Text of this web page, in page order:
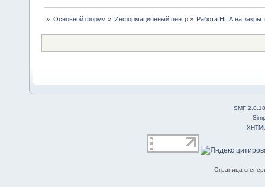
» Основной форум » Информационный центр» Работа НПА на
SMF 2.0.18
Страница